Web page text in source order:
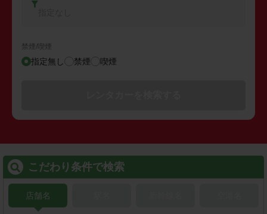
禁煙/喫煙
指定無し 禁煙 喫煙
こだわり条件で検索
店舗名